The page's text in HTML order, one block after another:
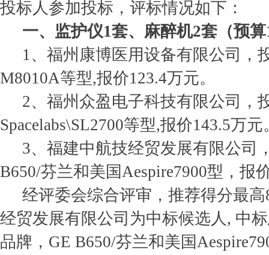
投标人参加投标，评标情况如下：
一、监护仪1套、麻醉机2套（预
1、福州康博医用设备有限公司，
M8010A等型,报价123.4万元。
2、福州众盈电子科技有限公司，
Spacelabs\SL2700等型,报价143.5万元
3、福建中航技经贸发展有限公司
B650/芬兰和美国Aespire7900型，报
经评委会综合评审，推荐得分最
经贸发展有限公司为中标候选人, 中
品牌，GE B650/芬兰和美国